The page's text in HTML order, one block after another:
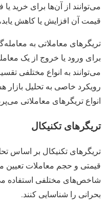
می‌توانند از آن‌ها برای خرید
قیمت آن افزایش یا کاهش
تریگرهای معاملاتی به
برای ورود یا خروج از یک
می‌توانند به انواع مختلفی
رویکرد خاصی به تحلیل بازار
انواع تریگرهای معاملاتی
تریگرهای تکنیکال
تریگرهای تکنیکال بر اساس
قیمتی و حجم معاملات تعیین
شاخص‌های مختلفی استفاده
بحرانی را شناسایی کنند.